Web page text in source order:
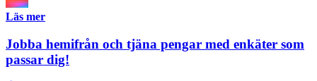
Läs mer
Jobba hemifrån och tjäna pengar med enkäter som
passar dig!